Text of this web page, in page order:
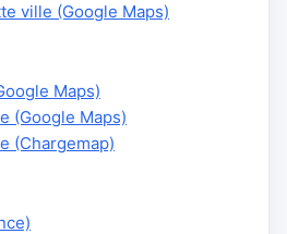
ville (Google Maps)
Maps)
(Google Maps)
(Chargemap)